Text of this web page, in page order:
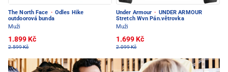
The North Face · Odles Hike
outdoorová bunda
Muži
1.899 Kč
2.599 Kč
Under Armour · UNDER ARMOUR
Stretch Wvn Pán.větrovka
Muži
1.699 Kč
2.099 Kč